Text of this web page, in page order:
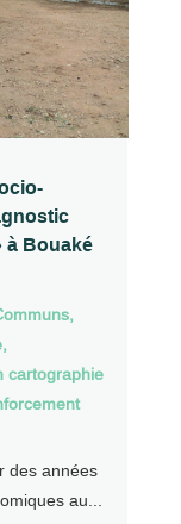
à Bouaké
,
,
cartographie
des années
au...